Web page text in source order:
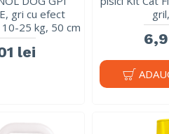
gri cu efect
25 kg, 50 cm
lei